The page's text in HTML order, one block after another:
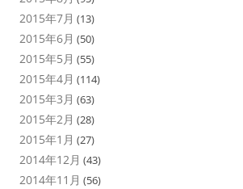
2015年7月 (13)
2015年6月 (50)
2015年5月 (55)
2015年4月 (114)
2015年3月 (63)
2015年2月 (28)
2015年1月 (27)
2014年12月 (43)
2014年11月 (56)